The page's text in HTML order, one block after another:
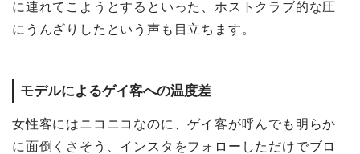
に連れてこようとするといった、ホストクラブ的な圧
にうんざりしたという声も目立ちます。
モデルによるゲイ客への温度差
女性客にはニコニコなのに、ゲイ客が呼んでも明らか
に面倒くさそう、インスタをフォローしただけでブロ